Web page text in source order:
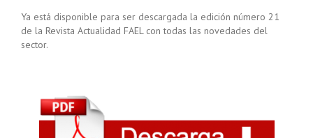
Ya está disponible para ser descargada la edición número 21
de la Revista Actualidad FAEL con todas las novedades del
sector.